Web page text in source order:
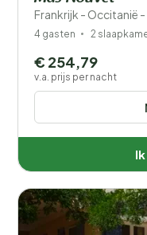
Frankrijk - Occitanië
4 gasten 2
€ 254,79
v.a. prijs per nacht